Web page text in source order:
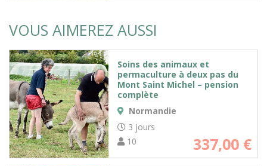
VOUS AIMEREZ AUSSI
Soins des animaux et
permaculture à deux pas du
Mont Saint Michel – pension
complète
Normandie
3 jours
10
337,00 €